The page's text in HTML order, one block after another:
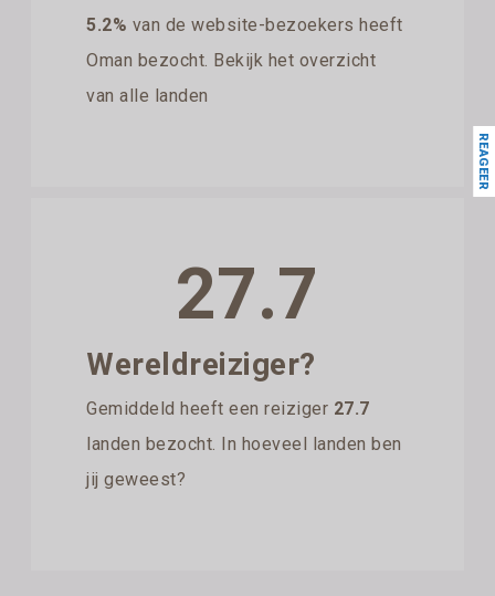
5.2% van de website-bezoekers heeft
Oman bezocht. Bekijk het overzicht
van alle landen
27.7
Wereldreiziger?
Gemiddeld heeft een reiziger 27.7
landen bezocht. In hoeveel landen ben
jij geweest?
REAGEER